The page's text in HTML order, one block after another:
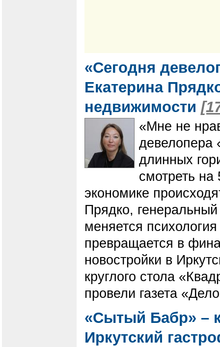
«Сегодня
Екатерина
недвижимости
«Мне не
девелопера
длинных
смотреть на
экономике
Прядко,
меняется
превращается в
новостройки в
круглого стола
провели газета
«Сытый Бабр» –
Иркутский